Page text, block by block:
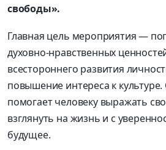
свободы».
Главная цель мероприятия —
духовно-нравственных
всестороннего развития
повышение интереса к культуре.
помогает человеку выражать
взглянуть на жизнь и с
будущее.